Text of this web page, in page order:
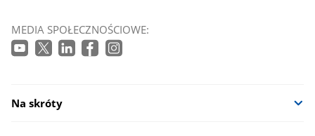
MEDIA SPOŁECZNOŚCIOWE:
Na skróty